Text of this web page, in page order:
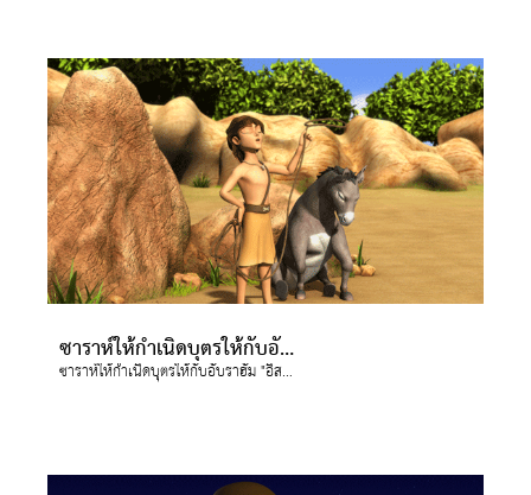
ซาราห์ให้กำเนิดบุตรให้กับอับราฮัม "อิสอัค" ซึ่งเป็นบุตรแห่งพระสัญญา
ซาราห์ให้กำเนิดบุตรให้กับอับราฮัม "อิสอัค" ซึ่งเป็นบุตรแห่งพระสัญญา